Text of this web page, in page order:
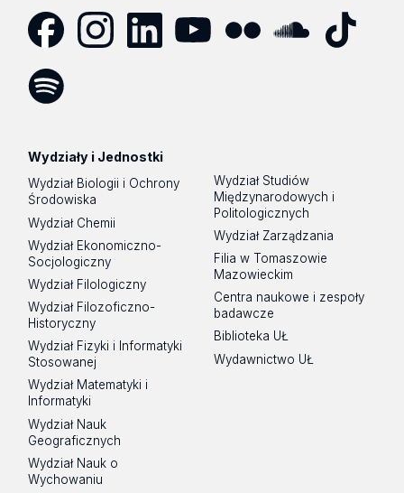
Wydziały i Jednostki
Wydział Biologii i Ochrony
Środowiska
Wydział Chemii
Wydział Ekonomiczno-
Socjologiczny
Wydział Filologiczny
Wydział Filozoficzno-
Historyczny
Wydział Fizyki i Informatyki
Stosowanej
Wydział Matematyki i
Informatyki
Wydział Nauk
Geograficznych
Wydział Nauk o
Wychowaniu
Wydział Studiów
Międzynarodowych i
Politologicznych
Wydział Zarządzania
Filia w Tomaszowie
Mazowieckim
Centra naukowe i zespoły
badawcze
Biblioteka UŁ
Wydawnictwo UŁ